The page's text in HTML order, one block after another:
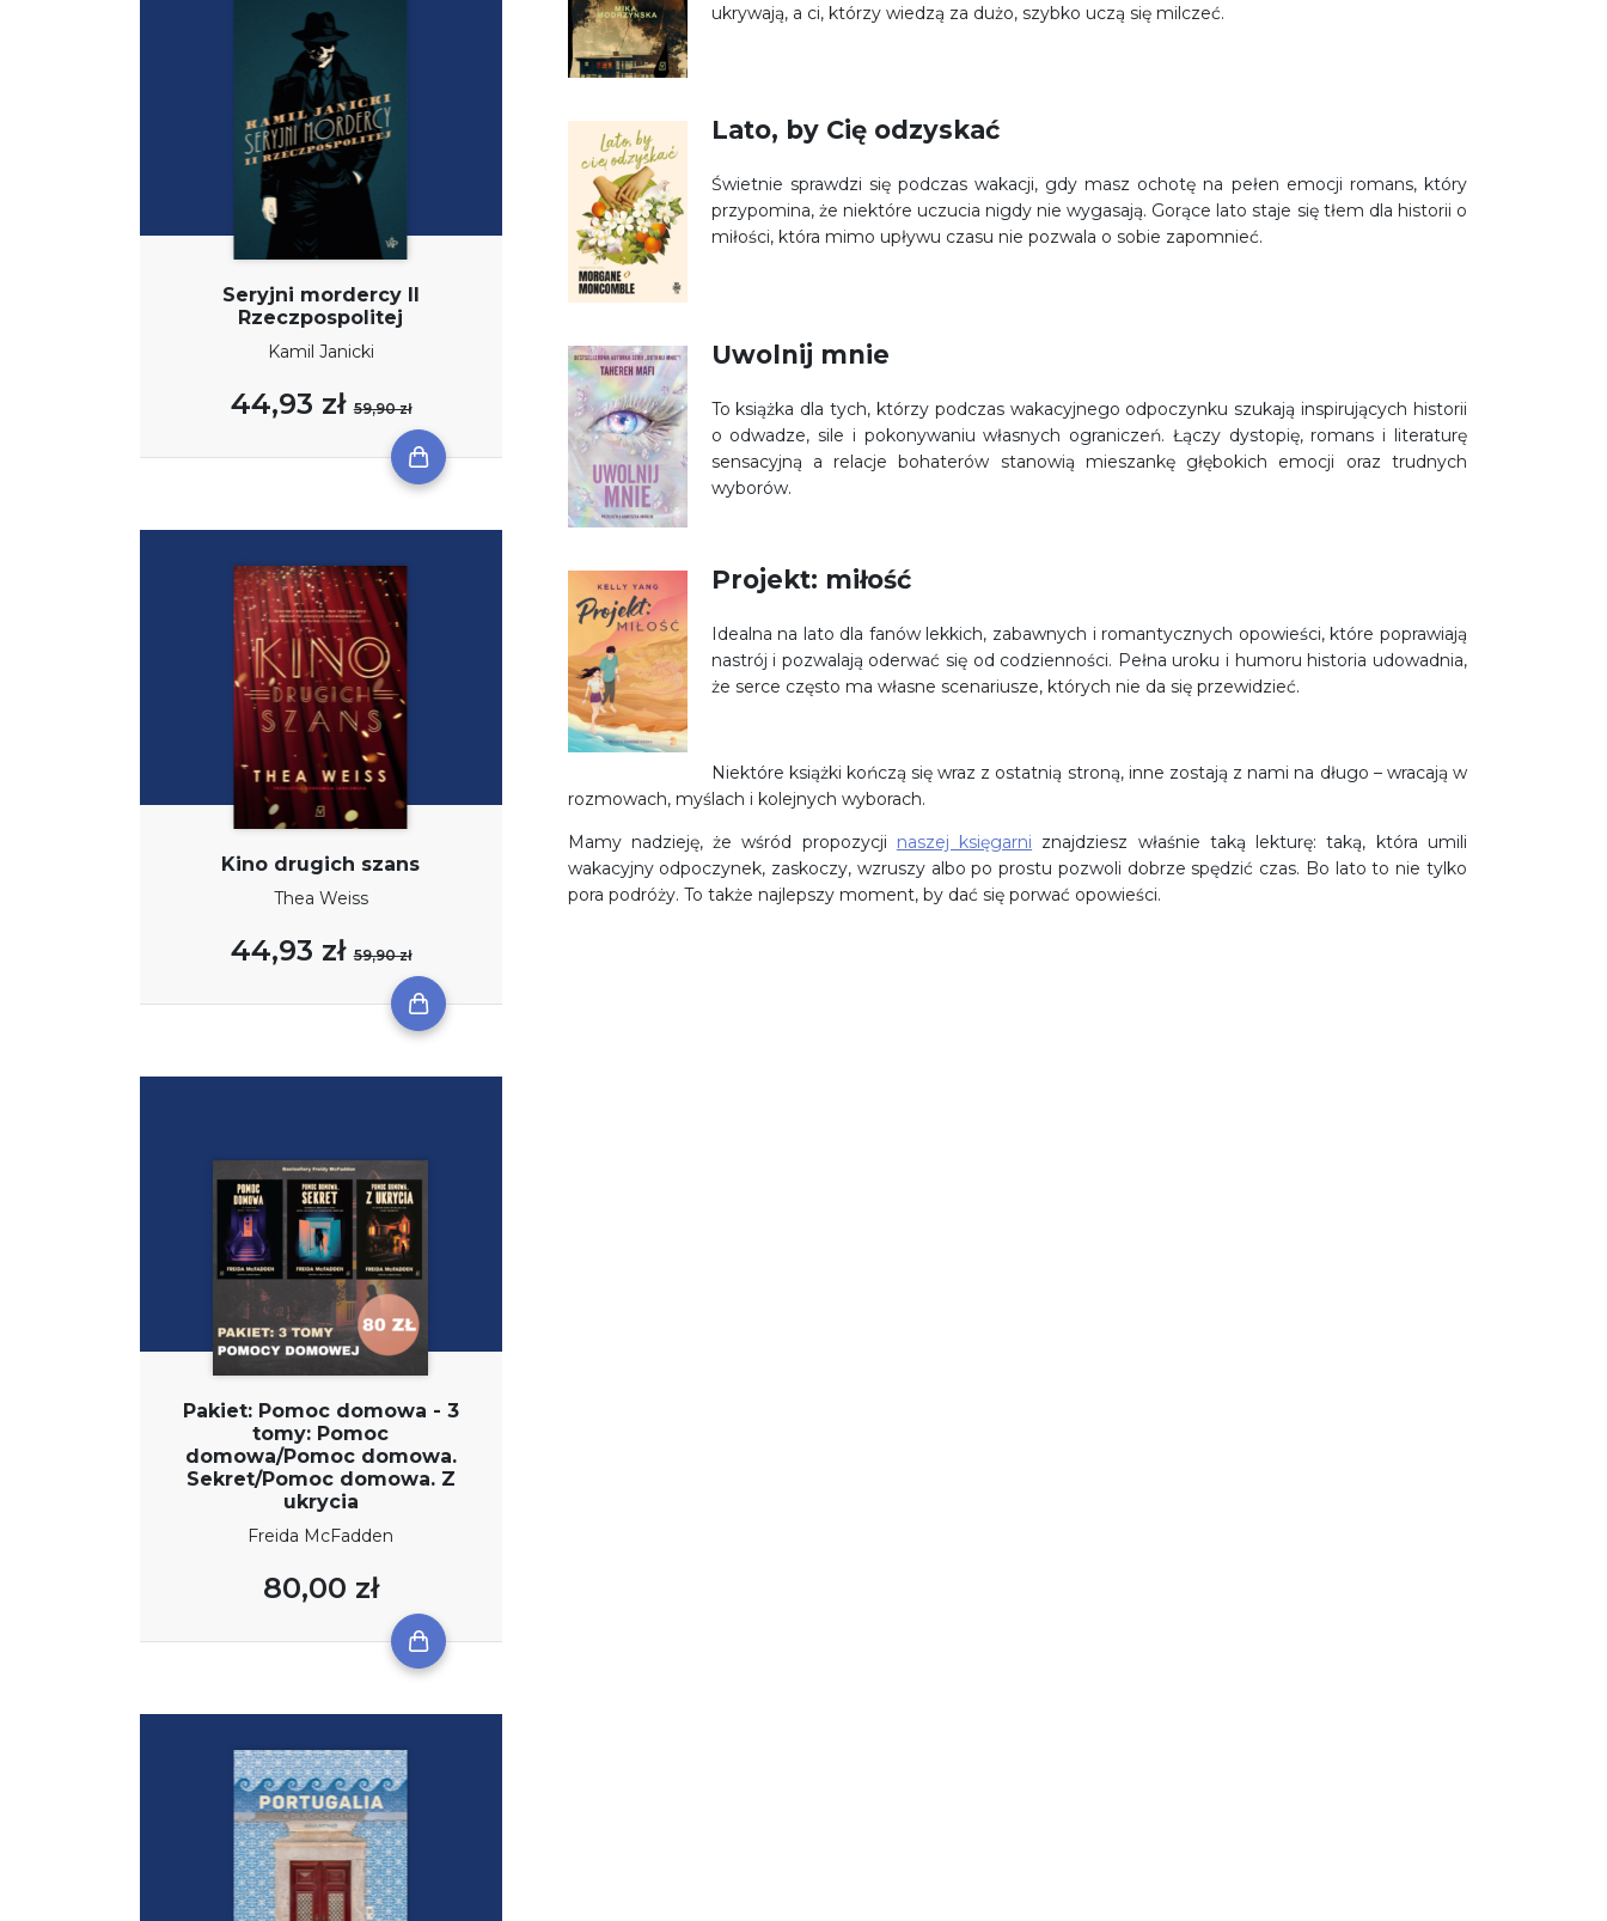
Seryjni mordercy II
Rzeczpospolitej
Kamil Janicki
44,93 zł59,90 zł
Kino drugich szans
Thea Weiss
44,93 zł59,90 zł
Pakiet: Pomoc domowa - 3
tomy: Pomoc
domowa/Pomoc domowa.
Sekret/Pomoc domowa. Z
ukrycia
Freida McFadden
80,00 zł
ukrywają, a ci, którzy wiedzą za dużo, szybko uczą się milczeć.
Lato, by Cię odzyskać
Świetnie sprawdzi się podczas wakacji, gdy masz ochotę na pełen emocji romans, który
przypomina, że niektóre uczucia nigdy nie wygasają. Gorące lato staje się tłem dla historii o
miłości, która mimo upływu czasu nie pozwala o sobie zapomnieć.
Uwolnij mnie
To książka dla tych, którzy podczas wakacyjnego odpoczynku szukają inspirujących historii
o odwadze, sile i pokonywaniu własnych ograniczeń. Łączy dystopię, romans i literaturę
sensacyjną a relacje bohaterów stanowią mieszankę głębokich emocji oraz trudnych
wyborów.
Projekt: miłość
Idealna na lato dla fanów lekkich, zabawnych i romantycznych opowieści, które poprawiają
nastrój i pozwalają oderwać się od codzienności. Pełna uroku i humoru historia udowadnia,
że serce często ma własne scenariusze, których nie da się przewidzieć.
Niektóre książki kończą się wraz z ostatnią stroną, inne zostają z nami na długo – wracają w
rozmowach, myślach i kolejnych wyborach.
Mamy nadzieję, że wśród propozycji naszej księgarni znajdziesz właśnie taką lekturę: taką, która umili
wakacyjny odpoczynek, zaskoczy, wzruszy albo po prostu pozwoli dobrze spędzić czas. Bo lato to nie tylko
pora podróży. To także najlepszy moment, by dać się porwać opowieści.